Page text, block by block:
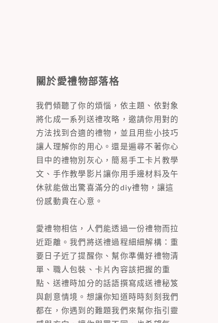
關於愛禮物部落格
我們傾聽了你的煩惱，依主題、依對象
將化成一系列送禮攻略，邀請你用對的
方法找到合適的禮物，並且用些小技巧
讓人理解你的用心。還是遍尋不著你心
目中的禮物別灰心，簡易手工卡片教學
文、手作教學影片讓你用手邊材料及午
休就能做出驚喜滿分的diy禮物，讓這
份感動貴在心意。
愛禮物相信，人們能透過一份禮物而拉
近距離。我們將送禮過程細細解構：重
要日子近了提醒你、幫你準備好禮物清
單、職人包裝、卡片內容該把握的重
點、送禮時加分的話語撰寫成送禮秘笈
與創意情境。想讓你知道時時刻刻我們
都在，你遇到的難題我們來幫你指引靈